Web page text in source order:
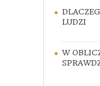
LUDZI
W